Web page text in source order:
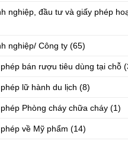
nghiệp, đầu tư và giấy phép
nghiệp/ Công ty (65)
bán rượu tiêu dùng tại chỗ
lữ hành du lịch (8)
Phòng cháy chữa cháy (1)
về Mỹ phẩm (14)